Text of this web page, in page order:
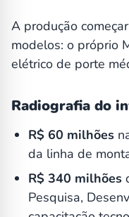
A produção
modelos: o próprio
elétrico de porte
Radiografia do
R$ 60 milhões
da linha de
R$ 340 milhões
Pesquisa,